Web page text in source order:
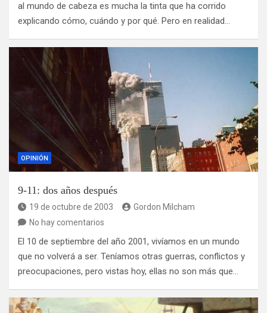
al mundo de cabeza es mucha la tinta que ha corrido
explicando cómo, cuándo y por qué. Pero en realidad…
OPINIÓN
9-11: dos años después
19 de octubre de 2003
Gordon Milcham
No hay comentarios
El 10 de septiembre del año 2001, vivíamos en un mundo
que no volverá a ser. Teníamos otras guerras, conflictos y
preocupaciones, pero vistas hoy, ellas no son más que…